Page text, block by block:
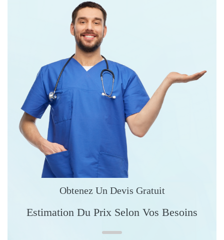
Obtenez Un Devis Gratuit
Estimation Du Prix Selon Vos Besoins